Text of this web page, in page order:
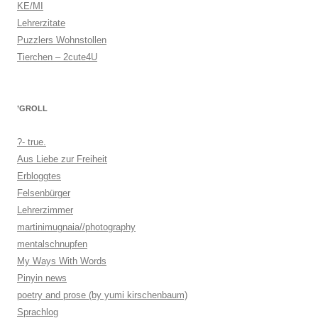
KE/MI
Lehrerzitate
Puzzlers Wohnstollen
Tierchen – 2cute4U
’GROLL
?- true.
Aus Liebe zur Freiheit
Erbloggtes
Felsenbürger
Lehrerzimmer
martinimugnaia//photography
mentalschnupfen
My Ways With Words
Pinyin news
poetry and prose (by yumi kirschenbaum)
Sprachlog